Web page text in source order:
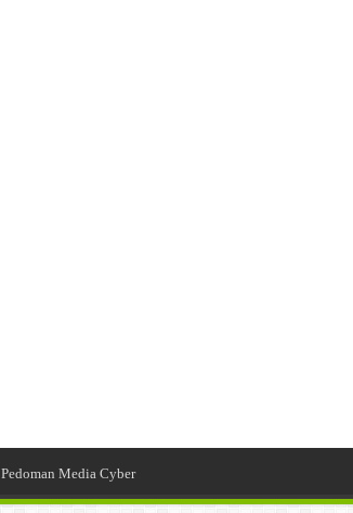
Pedoman Media Cyber